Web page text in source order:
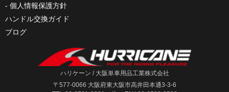
個人情報保護方針
ハンドル交換ガイド
ブログ
ハリケーン / 大阪単車用品工業株式会社
〒577-0066 大阪府東大阪市高井田本通3-3-6